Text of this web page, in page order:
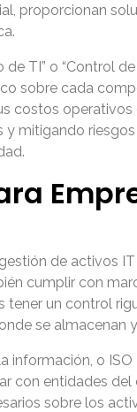
proporcionan
de TI” o “Control
sobre cada
costos operativos
mitigando
de activos
cumplir con
tener un control
se almacenan
información, o
con entidades del
sobre los